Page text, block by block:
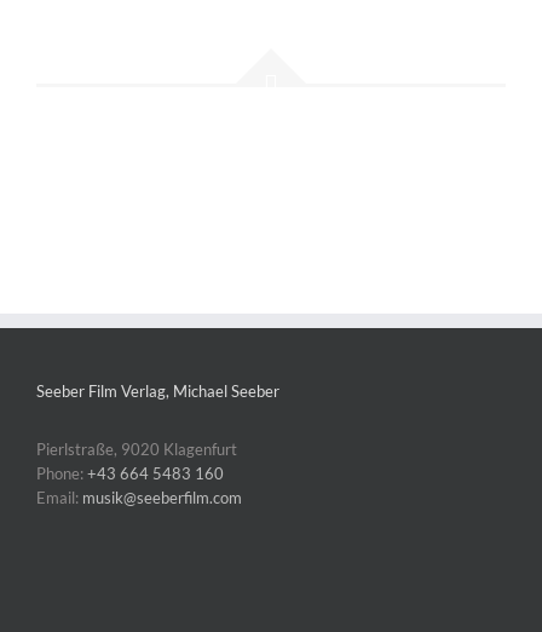
Seeber Film Verlag, Michael Seeber
Pierlstraße, 9020 Klagenfurt
Phone:+43 664 5483 160
Email: musik@seeberfilm.com